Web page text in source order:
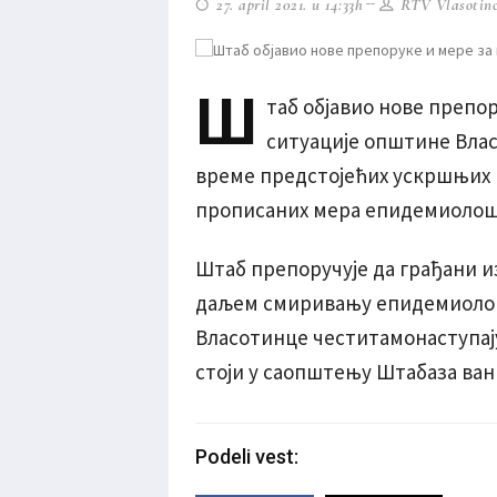
27. april 2021. u 14:33h RTV
Ш таб објавио нове
ситуације општине
време предстојећих ускршњих
прописаних мера
Штаб препоручује да грађани
даљем смиривању
Власотинце
стоји у саопштењу Штабаза
Podeli vest: